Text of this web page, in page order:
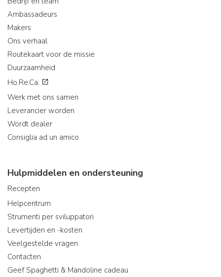
Ambassadeurs
Makers
Ons verhaal
Routekaart voor de missie
Duurzaamheid
Ho.Re.Ca.
Werk met ons samen
Leverancier worden
Wordt dealer
Consiglia ad un amico
Hulpmiddelen en ondersteuning
Recepten
Helpcentrum
Strumenti per sviluppatori
Levertijden en -kosten
Veelgestelde vragen
Contacten
Geef Spaghetti & Mandoline cadeau